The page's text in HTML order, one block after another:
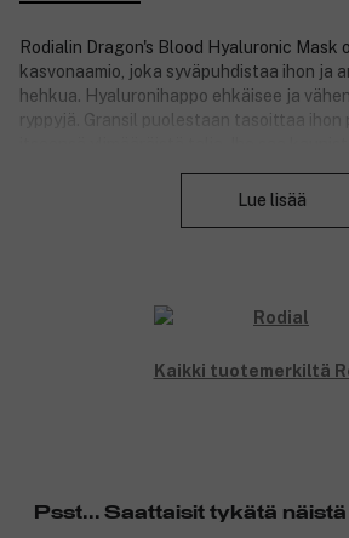
Rodialin Dragon's Blood Hyaluronic
kasvonaamio, joka syväpuhdistaa ihon ja
hehkua. Hyaluronihappo ehkäisee ja
ryppyjä. Gransil puolestaan tasoittaa ihon
Lohikäärmeen veri on Croton lechleri -
väriainetta, joka muodostaa ihon pinnalle
Lue lisää
Kaikki tuotemerkiltä
Psst... Saattaisit tykätä näistä